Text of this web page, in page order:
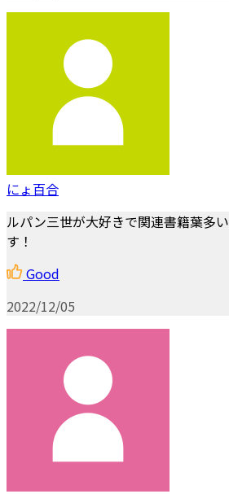
にょ百合
ルパン三世が大好きで関連書籍葉多
す！
Good
2022/12/05